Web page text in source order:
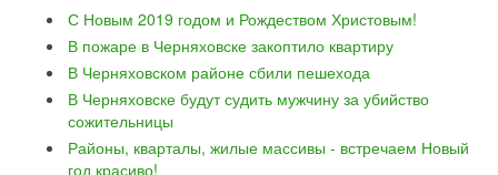
С Новым 2019 годом и Рождеством Христовым!
В пожаре в Черняховске закоптило квартиру
В Черняховском районе сбили пешехода
В Черняховске будут судить мужчину за убийство
сожительницы
Районы, кварталы, жилые массивы - встречаем Новый
год красиво!